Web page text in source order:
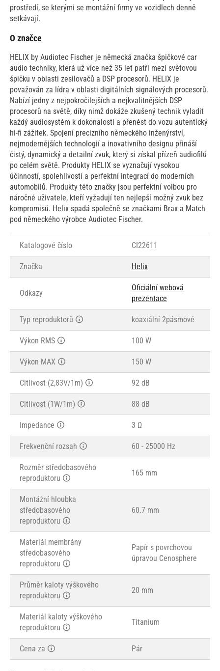
prostředí, se kterými se montážní firmy ve vozidlech denně
setkávají.
O značce
HELIX by Audiotec Fischer je německá značka špičkové car
audio techniky, která už více než 35 let patří mezi světovou
špičku v oblasti zesilovačů a DSP procesorů. HELIX je
považován za lídra v oblasti digitálních signálových procesorů.
Nabízí jedny z nejpokročilejších a nejkvalitnějších DSP
procesorů na světě, díky nimž dokáže zkušený technik vyladit
každý audiosystém k dokonalosti a přenést do vozu autentický
hi-fi zážitek. Spojení precizního německého inženýrství,
nejmodernějších technologií a inovativního designu přináší
čistý, dynamický a detailní zvuk, který si získal přízeň audiofilů
po celém světě. Produkty HELIX se vyznačují vysokou
účinností, spolehlivostí a perfektní integrací do moderních
automobilů. Produkty této značky jsou perfektní volbou pro
náročné uživatele, kteří vyžadují ten nejlepší možný zvuk bez
kompromisů. Helix spadá společně se značkami Brax a Match
pod německého výrobce Audiotec Fischer.
Katalogové číslo CI22611
Značka Helix
Odkazy
Oficiální webová
prezentace
Typ reproduktorů koaxiální 2pásmové
Výkon RMS 100 W
Výkon MAX 150 W
Citlivost (2,83V/1m) 92 dB
Citlivost (1W/1m) 88 dB
Impedance 3 Ω
Frekvenční rozsah 60 - 25000 Hz
Rozměr středobasového
reproduktoru
165 mm
Montážní hloubka
středobasového
reproduktoru
60.7 mm
Materiál membrány
středobasového
reproduktoru
Papír s povrchovou
úpravou Cenosphere
Průměr kaloty výškového
reproduktoru
20 mm
Materiál kaloty výškového
reproduktoru
Titanium
Cena za Pár